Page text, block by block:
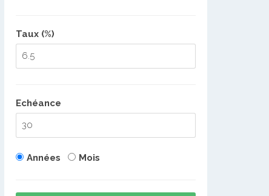
Taux (%)
Echéance
Années Mois